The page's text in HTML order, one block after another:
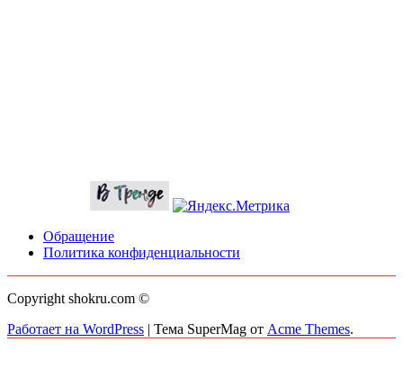
Обращение
Политика конфиденциальности
Copyright shokru.com ©
Работает на WordPress | Тема SuperMag от Acme Themes.